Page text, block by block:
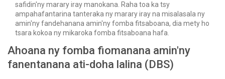
safidin'ny marary iray manokana. Raha toa ka tsy
ampahafantarina tanteraka ny marary iray na misalasala ny
amin'ny fandehanana amin'ny fomba fitsaboana, dia mety ho
tsara kokoa ny mikaroka fomba fitsaboana hafa.
Ahoana ny fomba fiomanana amin'ny
fanentanana ati-doha lalina (DBS)